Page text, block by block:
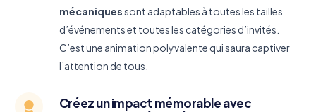
mécaniquessont adaptables à toutes les tailles
d’événements et toutes les catégories d’invités.
C’est une animation polyvalente qui saura captiver
l’attention de tous.
Créez un impact mémorable avec